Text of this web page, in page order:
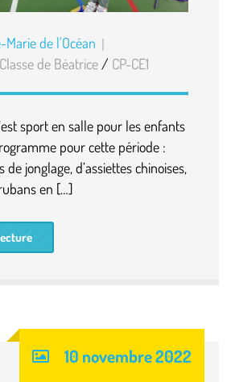
Marie de l'Océan
Classe de Béatrice / CP-CE1
sport en salle pour les enfants
pour cette période :
jonglage, d’assiettes chinoises,
en […]
10 novembre 2022